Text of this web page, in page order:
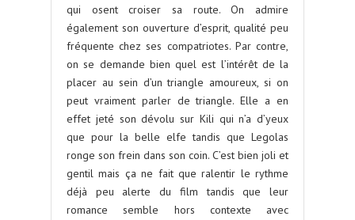
qui osent croiser sa route. On admire
également son ouverture d’esprit, qualité peu
fréquente chez ses compatriotes. Par contre,
on se demande bien quel est l’intérêt de la
placer au sein d’un triangle amoureux, si on
peut vraiment parler de triangle. Elle a en
effet jeté son dévolu sur Kili qui n’a d’yeux
que pour la belle elfe tandis que Legolas
ronge son frein dans son coin. C’est bien joli et
gentil mais ça ne fait que ralentir le rythme
déjà peu alerte du film tandis que leur
romance semble hors contexte avec